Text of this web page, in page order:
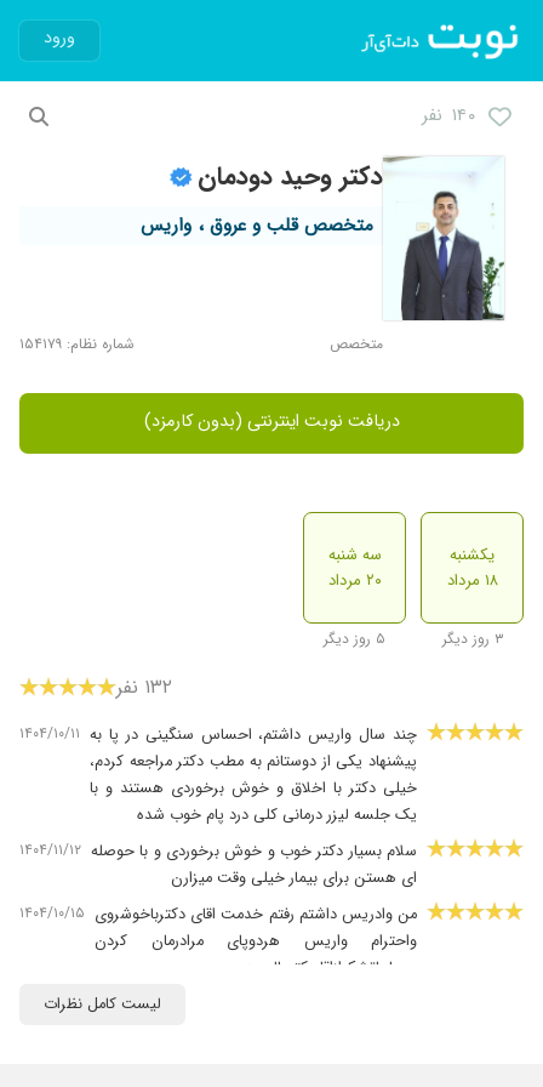
ورود
۱۴۰ نفر
دکتر وحید دودمان
متخصص قلب و عروق ، واریس
متخصص شماره نظام: ۱۵۴۱۷۹
دریافت نوبت اینترنتی (بدون کارمزد)
یکشنبه
۱۸ مرداد
۳ روز دیگر
سه شنبه
۲۰ مرداد
۵ روز دیگر
۱۳۲ نفر
چند سال واریس داشتم، احساس سنگینی در پا به
پیشنهاد یکی از دوستانم به مطب دکتر مراجعه کردم،
خیلی دکتر با اخلاق و خوش برخوردی هستند و با
یک جلسه لیزر درمانی کلی درد پام خوب شده
۱۴۰۴/۱۰/۱۱
سلام بسیار دکتر خوب و خوش برخوردی و با حوصله
ای هستن برای بیمار خیلی وقت میزارن
۱۴۰۴/۱۱/۱۲
من وادریس داشتم رفتم خدمت اقای دکترباخوشروی
واحترام واریس هردوپای مرادرمان کردن
بسیارباتشکرازاقا دکترعالیبود
۱۴۰۴/۱۰/۱۵
چندجابرای واریس مراجعه کردم هزینه ها خیلی
۱۴۰۵/۰۳/۰۹
لیست کامل نظرات